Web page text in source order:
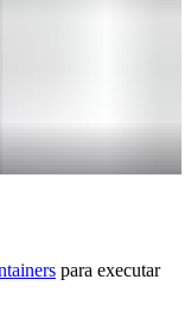
para executar